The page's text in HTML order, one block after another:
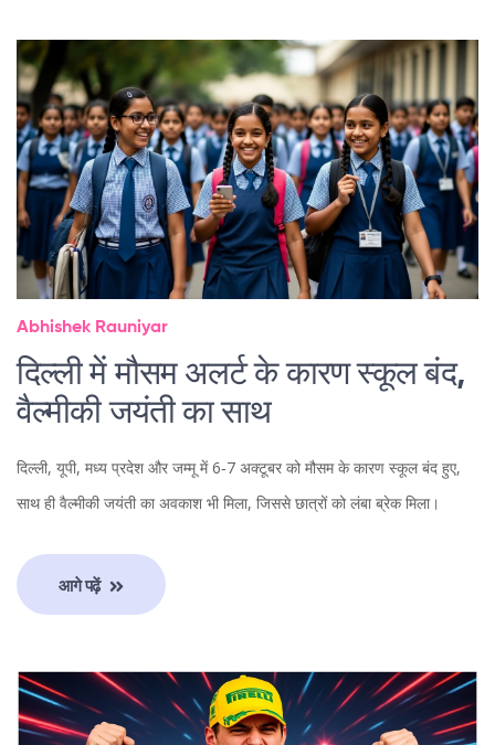
Abhishek Rauniyar
दिल्ली में मौसम अलर्ट के कारण स्कूल बंद,
वैल्मीकी जयंती का साथ
दिल्ली, यूपी, मध्य प्रदेश और जम्मू में 6‑7 अक्टूबर को मौसम के कारण स्कूल बंद हुए,
साथ ही वैल्मीकी जयंती का अवकाश भी मिला, जिससे छात्रों को लंबा ब्रेक मिला।
आगे पढ़ें